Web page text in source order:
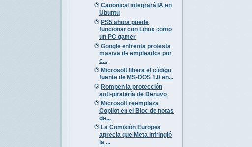
Canonical integrará IA en
Ubuntu
PS5 ahora puede
funcionar con Linux como
un PC gamer
Google enfrenta protesta
masiva de empleados por
c...
Microsoft libera el código
fuente de MS-DOS 1.0 en...
Rompen la protección
anti-piratería de Denuvo
Microsoft reemplaza
Copilot en el Bloc de notas
de...
La Comisión Europea
aprecia que Meta infringió
la ...